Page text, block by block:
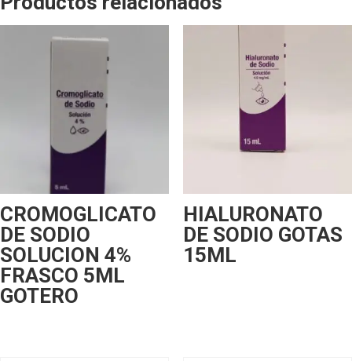
CROMOGLICATO
DE SODIO
SOLUCION 4%
FRASCO 5ML
GOTERO
HIALURONATO
DE SODIO GOTAS
15ML